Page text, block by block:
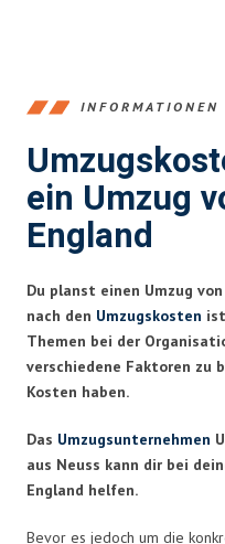
INFORMATIONEN
ein Umzug
England
Du planst einen Umzug
nach den Umzugskosten
Themen bei der
verschiedene Faktoren zu
Kosten haben.
Das Umzugsunternehmen
aus Neuss kann dir bei
England helfen.
Bevor es jedoch um die